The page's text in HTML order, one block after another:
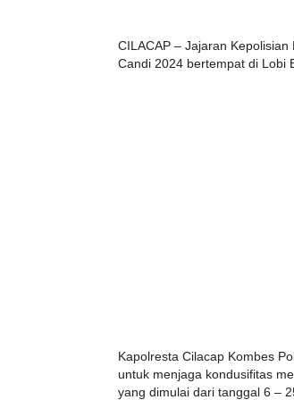
CILACAP – Jajaran
Candi 2024 bertempat di Lobi
Kapolresta Cilacap Kombes
untuk menjaga kondusifitas
yang dimulai dari tanggal 6 –